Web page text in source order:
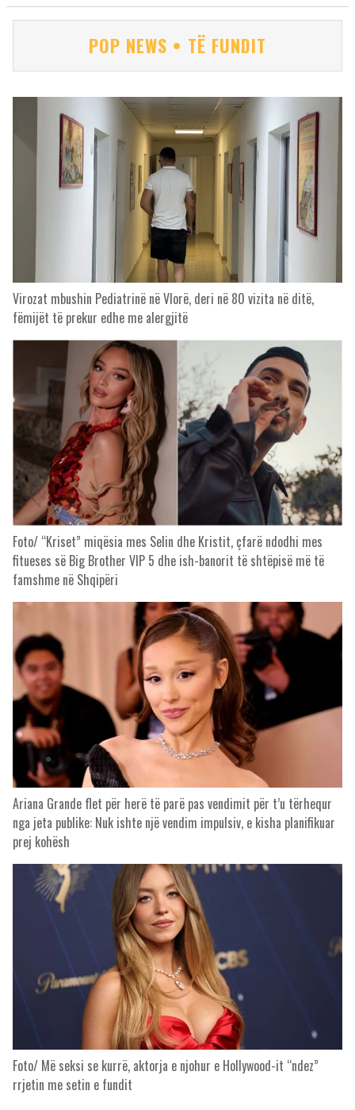
POP NEWS • TË FUNDIT
Virozat mbushin Pediatrinë në Vlorë, deri në 80 vizita në ditë,
fëmijët të prekur edhe me alergjitë
Foto/ “Kriset” miqësia mes Selin dhe Kristit, çfarë ndodhi mes
fitueses së Big Brother VIP 5 dhe ish-banorit të shtëpisë më të
famshme në Shqipëri
Ariana Grande flet për herë të parë pas vendimit për t’u tërhequr
nga jeta publike: Nuk ishte një vendim impulsiv, e kisha planifikuar
prej kohësh
Foto/ Më seksi se kurrë, aktorja e njohur e Hollywood-it “ndez”
rrjetin me setin e fundit